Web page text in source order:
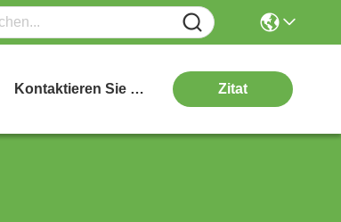
Kontaktieren Sie Uns Zitat